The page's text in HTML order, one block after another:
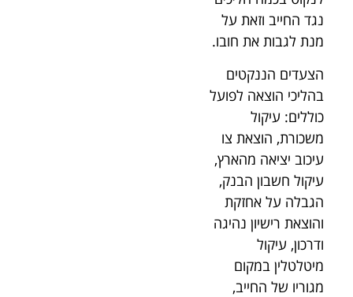
נגד החייב וזאת על
מנת לגבות את חובו.
הצעדים הננקטים
בהליכי הוצאה לפועל
כוללים: עיקול
משכורת, הוצאת צו
עיכוב יציאה מהארץ,
עיקול חשבון הבנק,
הגבלה על אחזקת
והוצאת רישיון נהיגה
ודרכון, עיקול
מיטלטלין במקום
מגוריו של החייב,